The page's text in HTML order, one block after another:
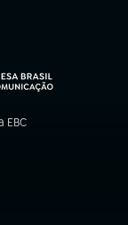
EBC